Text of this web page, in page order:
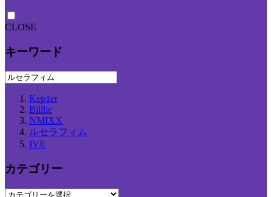
CLOSE
キーワード
Kep1er
Billlie
NMIXX
ルセラフィム
IVE
カテゴリー